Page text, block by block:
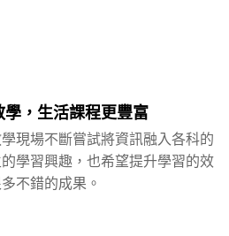
學，生活課程更豐富
現場不斷嘗試將資訊融入各科的
學習興趣，也希望提升學習的效
不錯的成果。